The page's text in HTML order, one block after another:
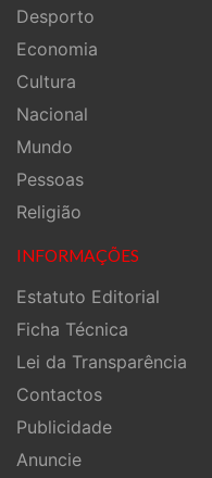
Desporto
Economia
Cultura
Nacional
Mundo
Pessoas
Religião
INFORMAÇÕES
Estatuto Editorial
Ficha Técnica
Lei da Transparência
Contactos
Publicidade
Anuncie